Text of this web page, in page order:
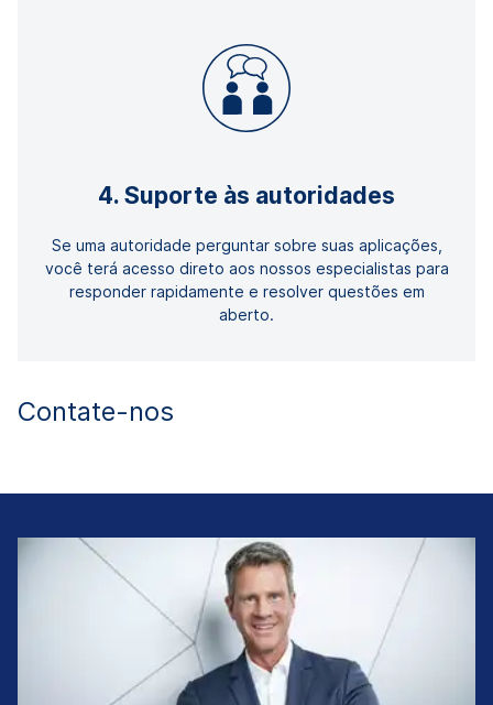
4. Suporte às autoridades
Se uma autoridade perguntar sobre suas aplicações,
você terá acesso direto aos nossos especialistas para
responder rapidamente e resolver questões em
aberto.
Contate-nos